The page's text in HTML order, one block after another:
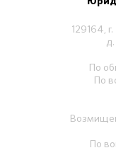
129164,
По
По
По